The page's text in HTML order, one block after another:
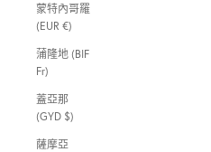
蒙特內哥羅
(EUR €)
蒲隆地 (BIF
Fr)
蓋亞那
(GYD $)
薩摩亞